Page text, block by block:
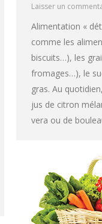
Laisser un
Alimentation «
comme les
biscuits…), les
fromages…), le
gras. Au
jus de citron
vera ou de